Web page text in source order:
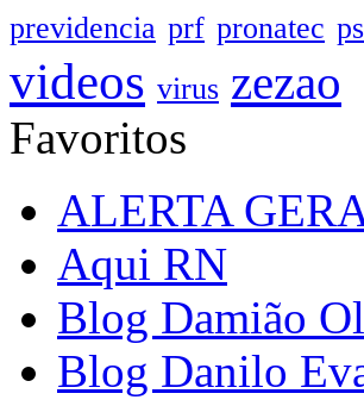
previdencia prf pronatec
videos virus zezao
Favoritos
ALERTA
Aqui RN
Blog Damião
Blog Danilo